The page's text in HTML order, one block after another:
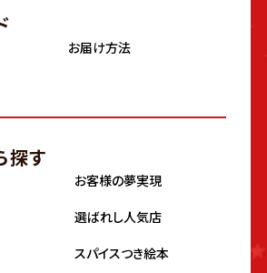
お届け方法
探す
お客様の夢実現
選ばれし人気店
スパイスつき絵本